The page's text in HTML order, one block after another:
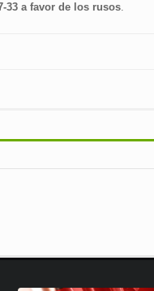
33 a favor de los rusos.